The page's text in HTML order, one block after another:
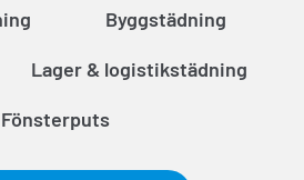
Byggstädning
Lager & logistikstädning
Fönsterputs